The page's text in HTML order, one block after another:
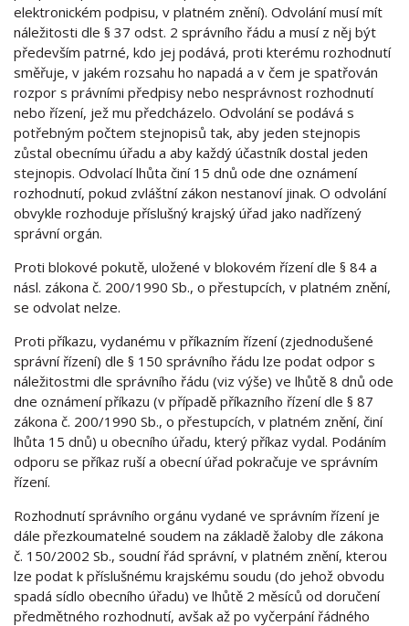
elektronickém podpisu, v platném znění). Odvolání musí mít
náležitosti dle § 37 odst. 2 správního řádu a musí z něj být
především patrné, kdo jej podává, proti kterému rozhodnutí
směřuje, v jakém rozsahu ho napadá a v čem je spatřován
rozpor s právními předpisy nebo nesprávnost rozhodnutí
nebo řízení, jež mu předcházelo. Odvolání se podává s
potřebným počtem stejnopisů tak, aby jeden stejnopis
zůstal obecnímu úřadu a aby každý účastník dostal jeden
stejnopis. Odvolací lhůta činí 15 dnů ode dne oznámení
rozhodnutí, pokud zvláštní zákon nestanoví jinak. O odvolání
obvykle rozhoduje příslušný krajský úřad jako nadřízený
správní orgán.
Proti blokové pokutě, uložené v blokovém řízení dle § 84 a
násl. zákona č. 200/1990 Sb., o přestupcích, v platném znění,
se odvolat nelze.
Proti příkazu, vydanému v příkazním řízení (zjednodušené
správní řízení) dle § 150 správního řádu lze podat odpor s
náležitostmi dle správního řádu (viz výše) ve lhůtě 8 dnů ode
dne oznámení příkazu (v případě příkazního řízení dle § 87
zákona č. 200/1990 Sb., o přestupcích, v platném znění, činí
lhůta 15 dnů) u obecního úřadu, který příkaz vydal. Podáním
odporu se příkaz ruší a obecní úřad pokračuje ve správním
řízení.
Rozhodnutí správního orgánu vydané ve správním řízení je
dále přezkoumatelné soudem na základě žaloby dle zákona
č. 150/2002 Sb., soudní řád správní, v platném znění, kterou
lze podat k příslušnému krajskému soudu (do jehož obvodu
spadá sídlo obecního úřadu) ve lhůtě 2 měsíců od doručení
předmětného rozhodnutí, avšak až po vyčerpání řádného